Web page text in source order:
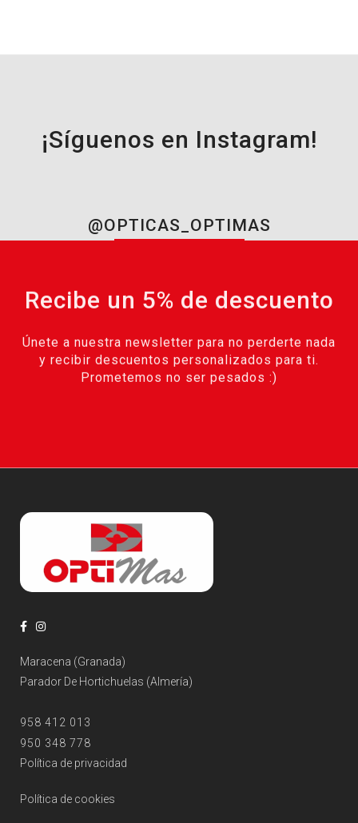
¡Síguenos en Instagram!
@OPTICAS_OPTIMAS
Recibe un 5% de descuento
Únete a nuestra newsletter para no perderte nada
y recibir descuentos personalizados para ti.
Prometemos no ser pesados :)
Maracena (Granada)
Parador De Hortichuelas (Almería)
958 412 013
950 348 778
Política de privacidad
Política de cookies